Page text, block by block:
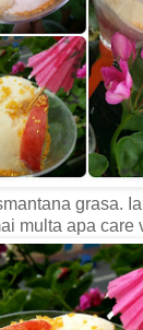
grasa.
multa apa care